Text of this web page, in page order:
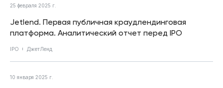
25 февраля 2025 г.
Jetlend. Первая публичная краудлендинговая
платформа. Аналитический отчет перед IPO
IPO ДжетЛенд
10 января 2025 г.